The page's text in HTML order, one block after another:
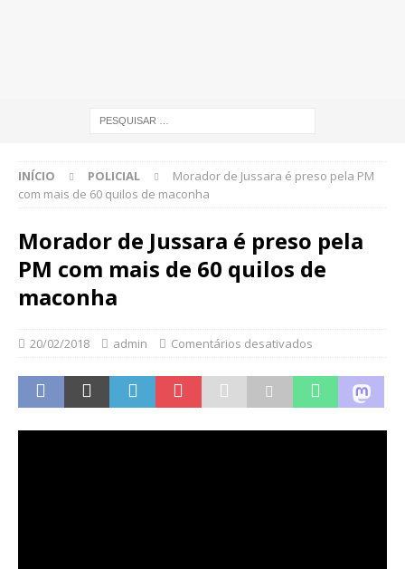
INÍCIO POLICIAL
Morador de Jussara é preso pela PM
com mais de 60 quilos de maconha
Morador de Jussara é preso pela
PM com mais de 60 quilos de
maconha
20/02/2018 admin Comentários desativados